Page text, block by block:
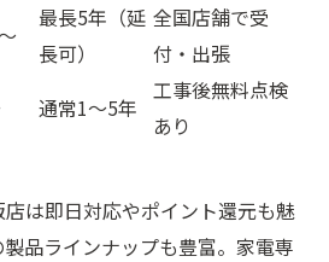
最長5年（延
長可）
全国店舗で受
付・出張
通常1～5年
工事後無料点検
あり
は即日対応やポイント還元も魅
品ラインナップも豊富。家電専